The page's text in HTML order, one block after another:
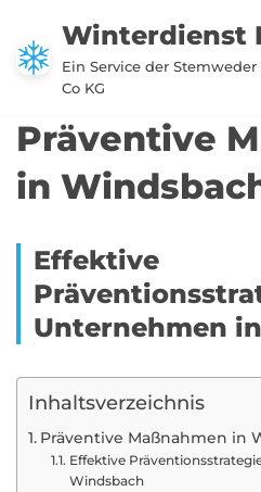
Zum
Inhalt
Winterdienst
Ein Service der Stemweder
Co KG
Präventive
in
Effektive
Unternehmen
Inhaltsverzeichnis
Präventive Maßnahmen in
Effektive
Windsbach